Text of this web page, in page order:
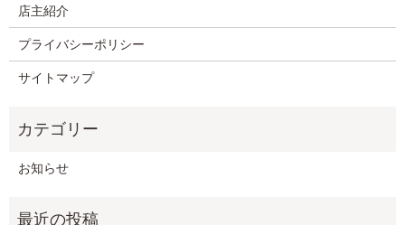
店主紹介
プライバシーポリシー
サイトマップ
お知らせ